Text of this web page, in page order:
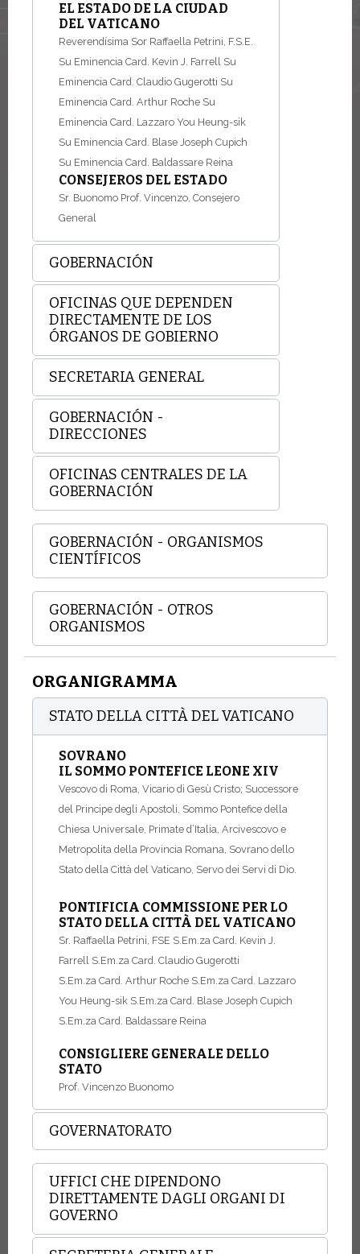
EL ESTADO DE LA CIUDAD
DEL VATICANO
Reverendísima Sor Raffaella Petrini, F.S.E.
Su Eminencia Card. Kevin J. Farrell
Su
Eminencia Card. Claudio Gugerotti Su
Eminencia Card. Arthur Roche Su
Eminencia Card. Lazzaro You Heung-sik
Su Eminencia Card. Blase Joseph Cupich
Su Eminencia Card. Baldassare Reina
CONSEJEROS DEL ESTADO
Sr. Buonomo Prof. Vincenzo, Consejero
General
GOBERNACIÓN
OFICINAS QUE DEPENDEN
DIRECTAMENTE DE LOS
ÓRGANOS DE GOBIERNO
SECRETARIA GENERAL
GOBERNACIÓN -
DIRECCIONES
OFICINAS CENTRALES DE LA
GOBERNACIÓN
GOBERNACIÓN - ORGANISMOS
CIENTÍFICOS
GOBERNACIÓN - OTROS
ORGANISMOS
ORGANIGRAMMA
STATO DELLA CITTÀ DEL VATICANO
SOVRANO
IL SOMMO PONTEFICE LEONE XIV
Vescovo di Roma, Vicario di Gesù Cristo; Successore
del Principe degli Apostoli, Sommo Pontefice della
Chiesa Universale, Primate d’Italia, Arcivescovo e
Metropolita della Provincia Romana, Sovrano dello
Stato della Città del Vaticano, Servo dei Servi di Dio.
PONTIFICIA COMMISSIONE PER LO
STATO DELLA CITTÀ DEL VATICANO
Sr. Raffaella Petrini, FSE S.Em.za Card. Kevin J.
Farrell S.Em.za Card. Claudio Gugerotti
S.Em.za Card. Arthur Roche S.Em.za Card. Lazzaro
You Heung-sik S.Em.za Card. Blase Joseph Cupich
S.Em.za Card. Baldassare Reina
CONSIGLIERE GENERALE DELLO
STATO
Prof. Vincenzo Buonomo
GOVERNATORATO
UFFICI CHE DIPENDONO
DIRETTAMENTE DAGLI ORGANI DI
GOVERNO